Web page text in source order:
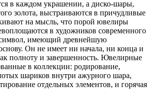
в каждом украшении, а диско-шары,
золота, выстраиваются в причудливые
на мысль, что порой ювелиры
в художников современного
символ, имеющий древнейшую
Он не имеет ни начала, ни конца и
полноту и завершенность. Ювелирные
в коллекции: родирование,
шариков внутри ажурного шара,
отдельных элементов, и горячая